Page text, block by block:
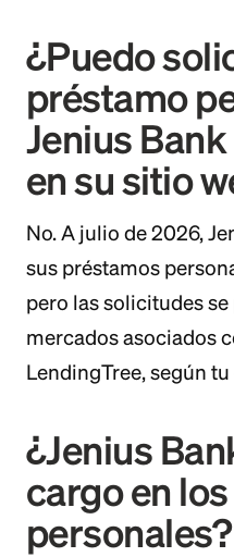
¿Puedo
préstamo
Jenius
en su sitio
No. A julio de 2026,
sus préstamos
pero las solicitudes
mercados asociados
LendingTree, según
¿Jenius
cargo en
personales?